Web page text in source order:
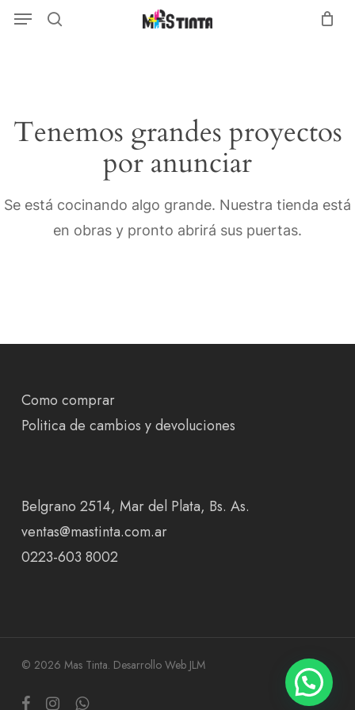
SkipMenu
Tenemos grandes proyectos
por anunciar
Se está cocinando algo grande. Nuestra tienda está
en obras y pronto abrirá sus puertas.
Como comprar
Politica de cambios y devoluciones
Belgrano 2514, Mar del Plata, Bs. As.
ventas@mastinta.com.ar
0223-603 8002
© 2026 Mas Tinta. Desarrollo Web JLM
facebookinstagramwhatsapp
Menu